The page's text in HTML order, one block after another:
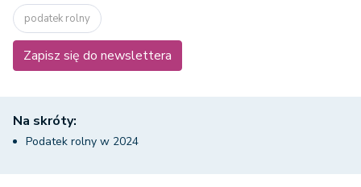
podatek rolny
Zapisz się do newslettera
Na skróty:
Podatek rolny w 2024